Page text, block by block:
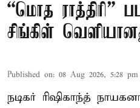
“மொத ராத்திரி”
சிங்கிள்
Published on: 08 Aug 2026, 5:28 pm
நடிகர் ரிஷிகாந்த்